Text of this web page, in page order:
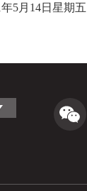
年5月 14日星期五